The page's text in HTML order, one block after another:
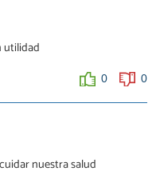
utilidad
0 0
nuestra salud